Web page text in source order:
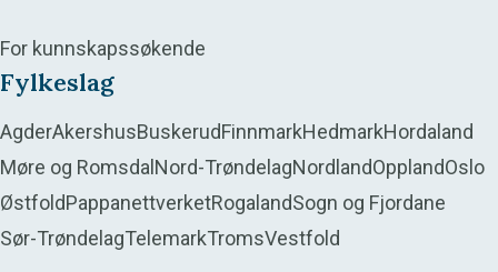
For kunnskapssøkende
Fylkeslag
AgderAkershusBuskerudFinnmarkHedmarkHordaland
Møre og RomsdalNord-TrøndelagNordlandOpplandOslo
ØstfoldPappanettverketRogalandSogn og Fjordane
Sør-TrøndelagTelemarkTromsVestfold